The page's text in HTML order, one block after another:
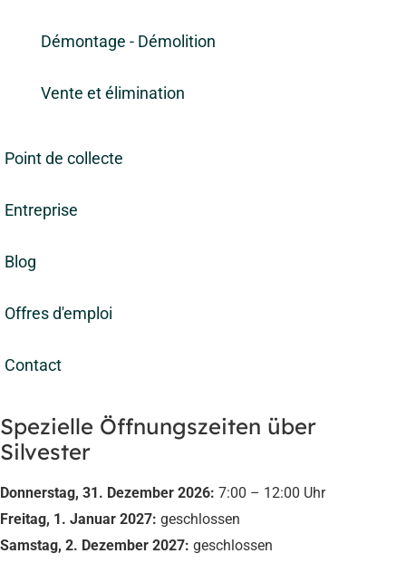
Démontage - Démolition
Vente et élimination
Point de collecte
Entreprise
Blog
Offres d'emploi
Contact
Spezielle Öffnungszeiten über
Silvester
Donnerstag, 31. Dezember 2026: 7:00 – 12:00 Uhr
Freitag, 1. Januar 2027: geschlossen
Samstag, 2. Dezember 2027: geschlossen